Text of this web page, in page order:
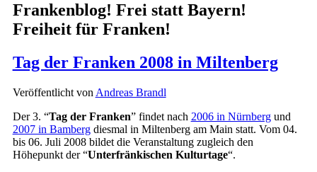
Frankenblog! Frei statt Bayern!
Freiheit für Franken!
Tag der Franken 2008 in Miltenberg
Veröffentlicht von Andreas Brandl
Der 3. “Tag der Franken” findet nach 2006 in Nürnbergund
2007 in Bambergdiesmal in Miltenberg am Main statt. Vom 04.
bis 06. Juli 2008 bildet die Veranstaltung zugleich den
Höhepunkt der “Unterfränkischen Kulturtage“.